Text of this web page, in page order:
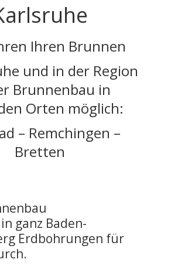
Ihren Brunnen
und in der Region
Brunnenbau in
Orten möglich:
– Remchingen –
Bretten
ganz Baden-
Erdbohrungen für